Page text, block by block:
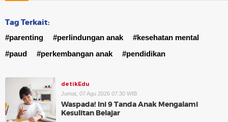
Tag Terkait:
#parenting #perlindungan anak
#kesehatan mental
#paud
#perkembangan anak #pendidikan
detikEdu
Jumat, 07 Agu 2026 07:30 WIB
Waspada! Ini 9 Tanda Anak Mengalami
Kesulitan Belajar